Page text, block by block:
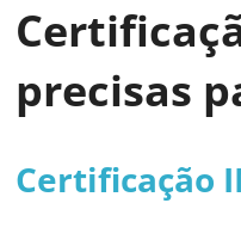
precisas
Certificação